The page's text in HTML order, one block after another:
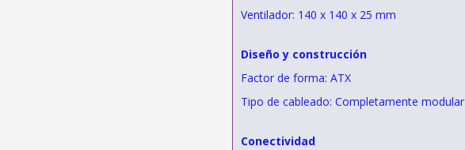
Ventilador: 140 x 140 x 25 mm
Diseño y construcción
Factor de forma: ATX
Tipo de cableado: Completamente modular
Conectividad